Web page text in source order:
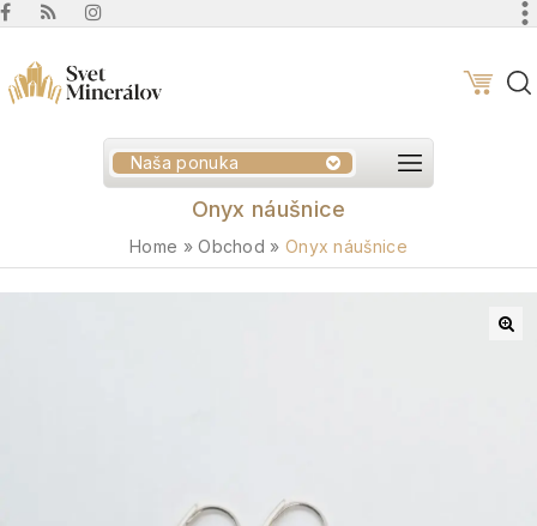
Naša ponuka
Onyx náušnice
Home »Obchod » Onyx náušnice